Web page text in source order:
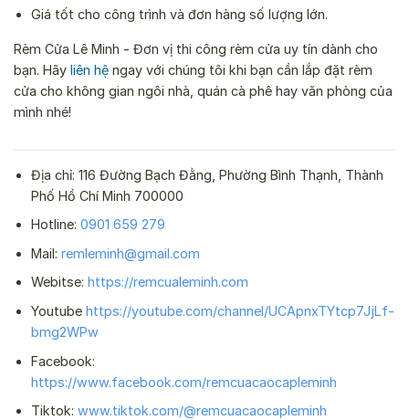
Giá tốt cho công trình và đơn hàng số lượng lớn.
Rèm Cửa Lê Minh - Đơn vị thi công rèm cửa uy tín dành cho
bạn. Hãy liên hệ ngay với chúng tôi khi bạn cần lắp đặt rèm
cửa cho không gian ngôi nhà, quán cà phê hay văn phòng của
mình nhé!
Địa chỉ: 116 Đường Bạch Đằng, Phường Bình Thạnh, Thành
Phố Hồ Chí Minh 700000
Hotline: 0901 659 279
Mail: remleminh@gmail.com
Webitse: https://remcualeminh.com
Youtube https://youtube.com/channel/UCApnxTYtcp7JjLf-
bmg2WPw
Facebook:
https://www.facebook.com/remcuacaocapleminh
Tiktok: www.tiktok.com/@remcuacaocapleminh